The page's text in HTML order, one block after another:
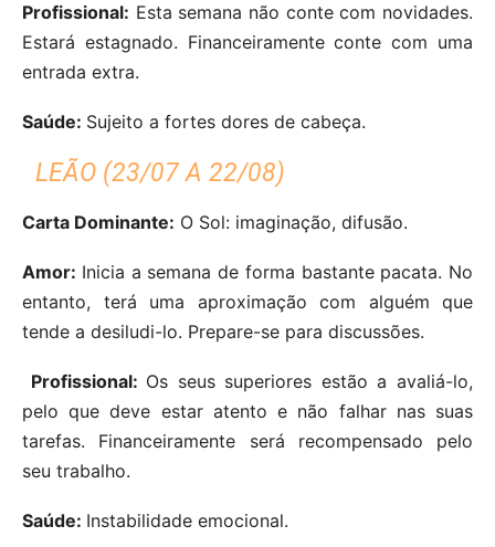
Profissional: Esta semana não conte com novidades.
Estará estagnado. Financeiramente conte com uma
entrada extra.
Saúde: Sujeito a fortes dores de cabeça.
LEÃO (23/07 A 22/08)
Carta Dominante: O Sol: imaginação, difusão.
Amor: Inicia a semana de forma bastante pacata. No
entanto, terá uma aproximação com alguém que
tende a desiludi-lo. Prepare-se para discussões.
Profissional: Os seus superiores estão a avaliá-lo,
pelo que deve estar atento e não falhar nas suas
tarefas. Financeiramente será recompensado pelo
seu trabalho.
Saúde: Instabilidade emocional.